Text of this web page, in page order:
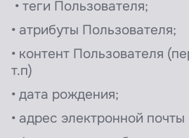
• теги Пользователя;
• атрибуты Пользователя;
• контент Пользователя
т.п)
• дата рождения;
• адрес электронной